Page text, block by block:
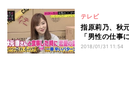
テレビ
指原莉乃、秋
「男性の仕事
2018/01/31 11:54